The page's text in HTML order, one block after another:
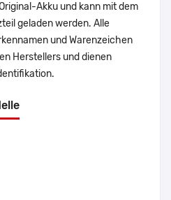
Akku und kann mit dem
geladen werden. Alle
und Warenzeichen
Herstellers und dienen